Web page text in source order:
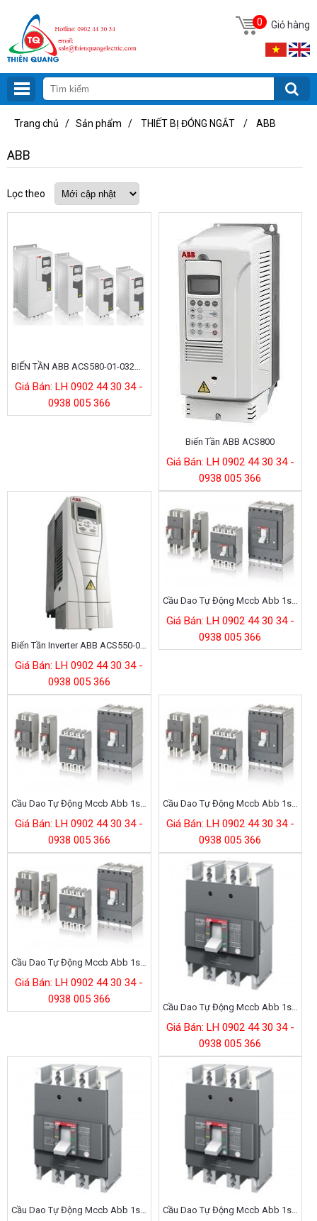
Giỏ hàng
0
Trang chủ / Sản phẩm / THIẾT BỊ ĐÓNG NGẮT / ABB
ABB
Lọc theo
Giá Bán: LH 0902 44 30 34 -
0938 005 366
Biến Tần ABB ACS800
Giá Bán: LH 0902 44 30 34 -
0938 005 366
Giá Bán: LH 0902 44 30 34 -
0938 005 366
Cầu Dao Tự Động Mccb Abb 1sda079814r1
Giá Bán: LH 0902 44 30 34 -
0938 005 366
Cầu Dao Tự Động Mccb Abb 1sda079813r1
Giá Bán: LH 0902 44 30 34 -
0938 005 366
Cầu Dao Tự Động Mccb Abb 1sda079812r1
Giá Bán: LH 0902 44 30 34 -
0938 005 366
Giá Bán: LH 0902 44 30 34 -
0938 005 366
Cầu Dao Tự Động Mccb Abb 1sda079810r1
Giá Bán: LH 0902 44 30 34 -
0938 005 366
Cầu Dao Tự Động Mccb Abb 1sda079809r1 Cầu Dao Tự Động Mccb Abb 1sda079808r1